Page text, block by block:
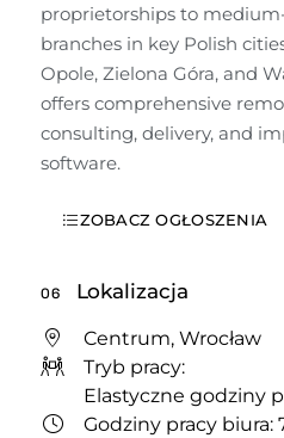
proprietorships to
branches in key Polish
Opole, Zielona Góra, and
offers comprehensive
consulting, delivery, and
software.
ZOBACZ OGŁOSZENIA
06 Lokalizacja
Centrum, Wrocław
Tryb pracy:
Elastyczne godziny
Godziny pracy biura: